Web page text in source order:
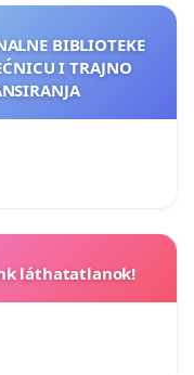
BIBLIOTEKE
I TRAJNO
láthatatlanok!